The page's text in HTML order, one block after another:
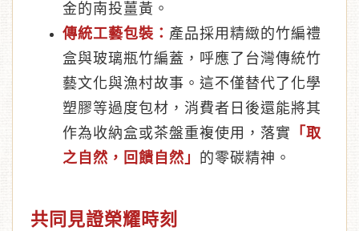
金的南投薑黃。
傳統工藝包裝： 產品採用精緻的竹編禮
盒與玻璃瓶竹編蓋，呼應了台灣傳統竹
藝文化與漁村故事。這不僅替代了化學
塑膠等過度包材，消費者日後還能將其
作為收納盒或茶盤重複使用，落實 「取
之自然，回饋自然」 的零碳精神。
共同見證榮耀時刻